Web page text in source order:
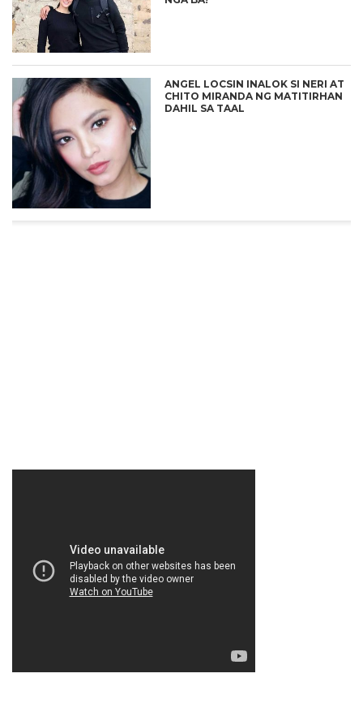
ANGEL LOCSIN INALOK SI NERI AT
CHITO MIRANDA NG MATITIRHAN
DAHIL SA TAAL